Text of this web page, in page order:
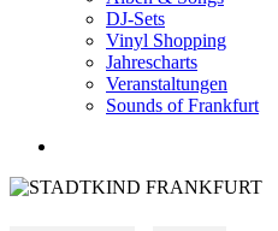
DJ-Sets
Vinyl Shopping
Jahrescharts
Veranstaltungen
Sounds of Frankfurt